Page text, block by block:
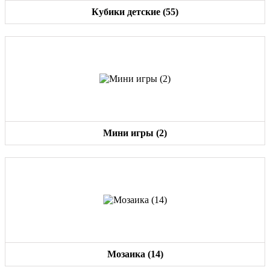
Кубики детские (55)
Мини игры (2)
Мозаика (14)